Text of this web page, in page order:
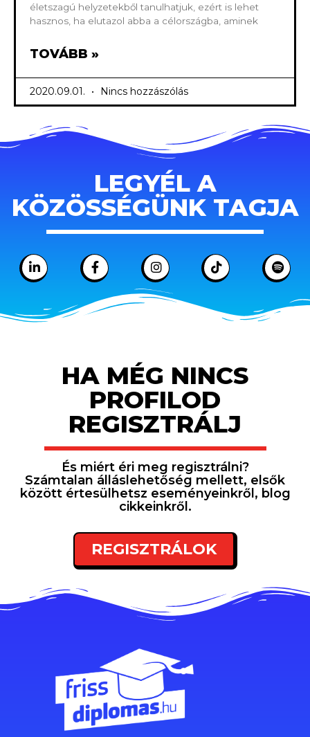
életszagú helyzetekből tanulhatjuk, ezért is lehet
hasznos, ha elutazol abba a célországba, aminek
TOVÁBB »
2020.09.01. Nincs hozzászólás
LEGYÉL A
KÖZÖSSÉGÜNK TAGJA
HA MÉG NINCS
PROFILOD
REGISZTRÁLJ
És miért éri meg regisztrálni?
Számtalan álláslehetőség mellett, elsők
között értesülhetsz eseményeinkről, blog
cikkeinkről.
REGISZTRÁLOK